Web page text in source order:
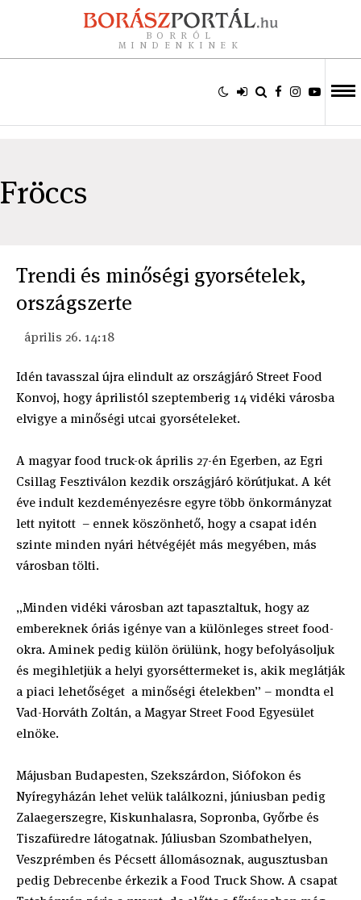
BORRÓL
MINDENKINEK
Fröccs
Trendi és minőségi gyorsételek,
országszerte
április 26. 14:18
Idén tavasszal újra elindult az országjáró Street Food
Konvoj, hogy áprilistól szeptemberig 14 vidéki városba
elvigye a minőségi utcai gyorsételeket.
A magyar food truck-ok április 27-én Egerben, az Egri
Csillag Fesztiválon kezdik országjáró körútjukat. A két
éve indult kezdeményezésre egyre több önkormányzat
lett nyitott – ennek köszönhető, hogy a csapat idén
szinte minden nyári hétvégéjét más megyében, más
városban tölti.
„Minden vidéki városban azt tapasztaltuk, hogy az
embereknek óriás igénye van a különleges street food-
okra. Aminek pedig külön örülünk, hogy befolyásoljuk
és megihletjük a helyi gyorséttermeket is, akik meglátják
a piaci lehetőséget a minőségi ételekben” – mondta el
Vad-Horváth Zoltán, a Magyar Street Food Egyesület
elnöke.
Májusban Budapesten, Szekszárdon, Siófokon és
Nyíregyházán lehet velük találkozni, júniusban pedig
Zalaegerszegre, Kiskunhalasra, Sopronba, Győrbe és
Tiszafüredre látogatnak. Júliusban Szombathelyen,
Veszprémben és Pécsett állomásoznak, augusztusban
pedig Debrecenbe érkezik a Food Truck Show. A csapat